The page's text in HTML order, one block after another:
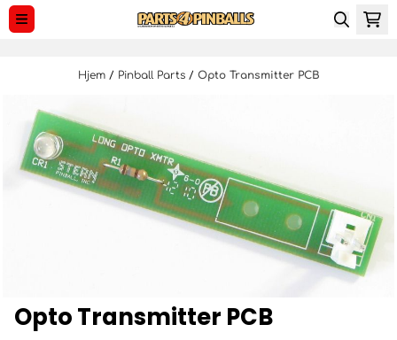
Hopp til innhold
Hjem / Pinball Parts / Opto Transmitter PCB
Opto Transmitter PCB